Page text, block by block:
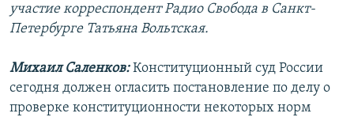
Вернутся
КАВКАЗ.РЕАЛИИ
СИБИРЬ.РЕАЛИИ
РАСПИСАНИЕ ВЕЩАНИЯ
участие корреспондент Радио Свобода в Санкт-
Петербурге Татьяна Вольтская.
Михаил Саленков:Конституционный суд России
сегодня должен огласить постановление по делу о
проверке конституционности некоторых норм